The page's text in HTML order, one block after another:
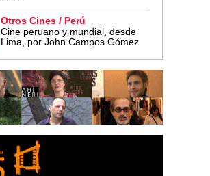
Otros Cines / Perú
Cine peruano y mundial, desde
Lima, por John Campos Gómez